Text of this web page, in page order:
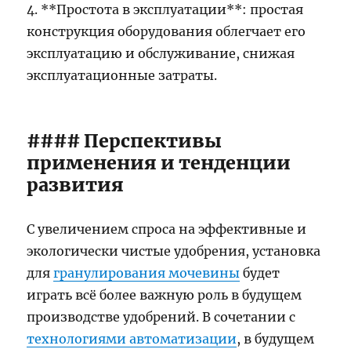
4. **Простота в эксплуатации**: простая
конструкция оборудования облегчает его
эксплуатацию и обслуживание, снижая
эксплуатационные затраты.
#### Перспективы
применения и тенденции
развития
С увеличением спроса на эффективные и
экологически чистые удобрения, установка
длягранулирования мочевины будет
играть всё более важную роль в будущем
производстве удобрений. В сочетании с
технологиями автоматизации, в будущем